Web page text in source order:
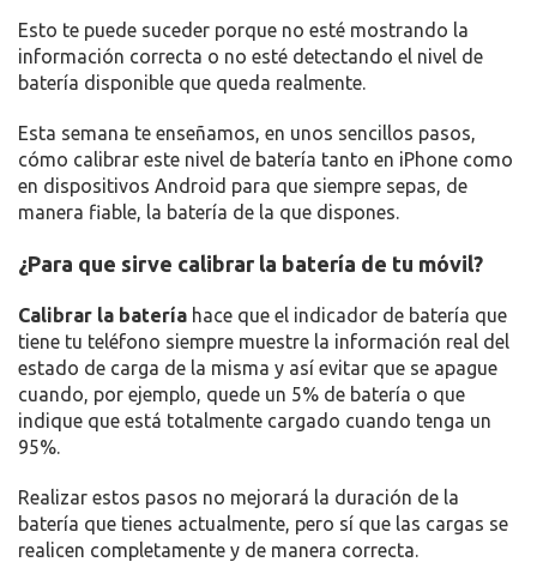
Esto te puede suceder porque no esté mostrando la
información correcta o no esté detectando el nivel de
batería disponible que queda realmente.
Esta semana te enseñamos, en unos sencillos pasos,
cómo calibrar este nivel de batería tanto en iPhone como
en dispositivos Android para que siempre sepas, de
manera fiable, la batería de la que dispones.
¿Para que sirve calibrar la batería de tu móvil?
Calibrar la batería hace que el indicador de batería que
tiene tu teléfono siempre muestre la información real del
estado de carga de la misma y así evitar que se apague
cuando, por ejemplo, quede un 5% de batería o que
indique que está totalmente cargado cuando tenga un
95%.
Realizar estos pasos no mejorará la duración de la
batería que tienes actualmente, pero sí que las cargas se
realicen completamente y de manera correcta.